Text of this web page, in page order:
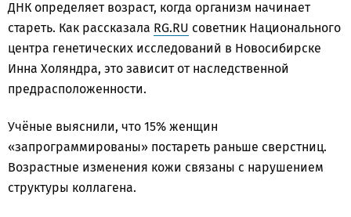
ДНК определяет возраст, когда организм начинает
стареть. Как рассказала RG.RU советник Национального
центра генетических исследований в Новосибирске
Инна Холяндра, это зависит от наследственной
предрасположенности.
Учёные выяснили, что 15% женщин
«запрограммированы» постареть раньше сверстниц.
Возрастные изменения кожи связаны с нарушением
структуры коллагена.